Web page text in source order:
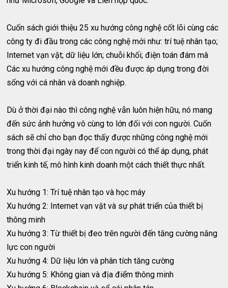
Cuốn sách giới thiệu 25 xu hướng công nghệ cốt lõi cùng các
công ty đi đầu trong các công nghệ mới như: trí tuệ nhân tạo;
Internet vạn vật; dữ liệu lớn; chuỗi khối; điện toán đám mâ
Các xu hướng công nghệ mới đều được áp dụng trong đời
sống với cá nhân và doanh nghiệp.
Dù ở thời đại nào thì công nghệ vẫn luôn hiện hữu, nó mang
đến sức ảnh hưởng vô cùng to lớn đối với con người. Cuốn
sách sẽ chỉ cho bạn đọc thấy được những công nghệ mới
trong thời đại ngày nay để con người có thể áp dụng, phát
triển kinh tế, mô hình kinh doanh một cách thiết thực nhất.
Xu hướng 1: Trí tuệ nhân tạo và học máy
Xu hướng 2: Internet vạn vật và sự phát triển của thiết bị
thông minh
Xu hướng 3: Từ thiết bị đeo trên người đến tăng cường năng
lực con người
Xu hướng 4: Dữ liệu lớn và phân tích tăng cường
Xu hướng 5: Không gian và địa điểm thông minh